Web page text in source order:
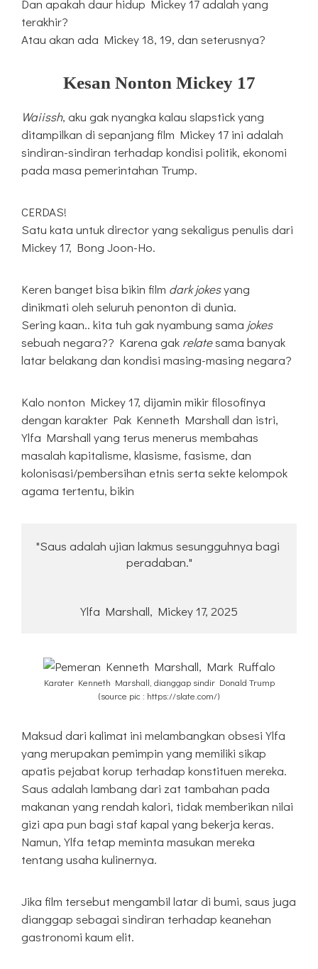
Dan apakah daur hidup Mickey 17 adalah yang
terakhir?
Atau akan ada Mickey 18, 19, dan seterusnya?
Kesan Nonton Mickey 17
Waiissh, aku gak nyangka kalau slapstick yang
ditampilkan di sepanjang film Mickey 17 ini adalah
sindiran-sindiran terhadap kondisi politik, ekonomi
pada masa pemerintahan Trump.
CERDAS!
Satu kata untuk director yang sekaligus penulis dari
Mickey 17, Bong Joon-Ho.
Keren banget bisa bikin film dark jokesyang
dinikmati oleh seluruh penonton di dunia.
Sering kaan.. kita tuh gak nyambung sama jokes
sebuah negara?? Karena gak relatesama banyak
latar belakang dan kondisi masing-masing negara?
Kalo nonton Mickey 17, dijamin mikir filosofinya
dengan karakter Pak Kenneth Marshall dan istri,
Ylfa Marshall yang terus menerus membahas
masalah kapitalisme, klasisme, fasisme, dan
kolonisasi/pembersihan etnis serta sekte kelompok
agama tertentu, bikin
"Saus adalah ujian lakmus sesungguhnya bagi
peradaban."
Ylfa Marshall, Mickey 17, 2025
Karater Kenneth Marshall, dianggap sindir Donald Trump
(source pic : https://slate.com/)
Maksud dari kalimat ini melambangkan obsesi Ylfa
yang merupakan pemimpin yang memiliki sikap
apatis pejabat korup terhadap konstituen mereka.
Saus adalah lambang dari zat tambahan pada
makanan yang rendah kalori, tidak memberikan nilai
gizi apa pun bagi staf kapal yang bekerja keras.
Namun, Ylfa tetap meminta masukan mereka
tentang usaha kulinernya.
Jika film tersebut mengambil latar di bumi, saus juga
dianggap sebagai sindiran terhadap keanehan
gastronomi kaum elit.